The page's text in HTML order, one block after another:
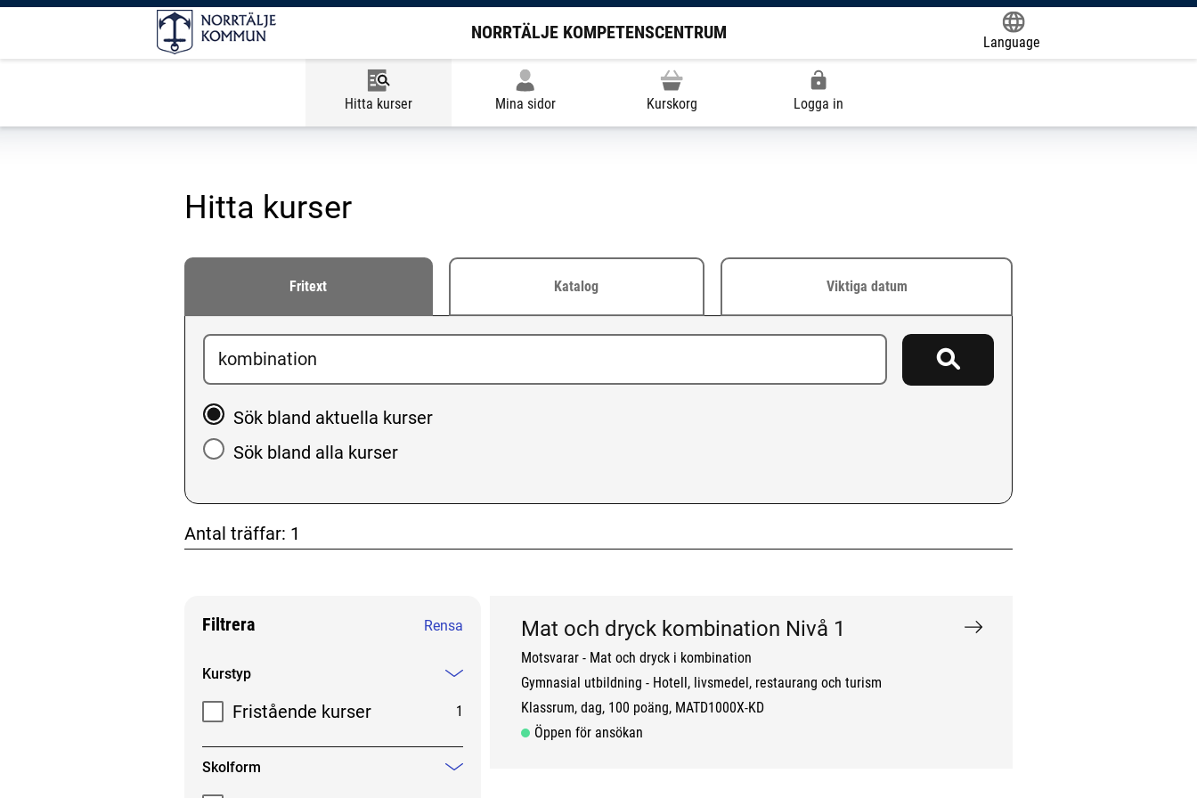
NORRTÄLJE KOMPETENSCENTRUM
Language
Hitta kurser Mina sidor Kurskorg Logga in
Hitta kurser
Fritext Katalog Viktiga datum
Ange sökord
Välj att söka bland aktuella kurser eller hela utbudet
Sök bland aktuella kurser
Sök bland alla kurser
Sök
Antal träffar: 1
Filtrera
Rensa
Filtrera sökresultat
Kurstyp
Mindre information
Fristående kurser
1
Skolform
Mat och dryck kombination Nivå 1
Motsvarar - Mat och dryck i kombination
Gymnasial utbildning
Hotell, livsmedel, restaurang och turism
Klassrum, dag 100 poäng MATD1000X-KD
Öppen för ansökan